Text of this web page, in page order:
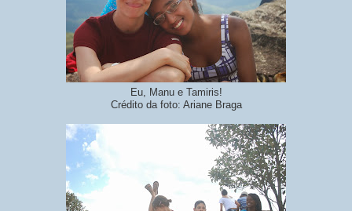
Eu, Manu e Tamiris!
Crédito da foto: Ariane Braga